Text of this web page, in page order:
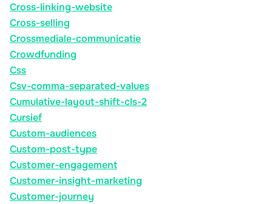
Cross-linking-website
Cross-selling
Crossmediale-communicatie
Crowdfunding
Css
Csv-comma-separated-values
Cumulative-layout-shift-cls-2
Cursief
Custom-audiences
Custom-post-type
Customer-engagement
Customer-insight-marketing
Customer-journey